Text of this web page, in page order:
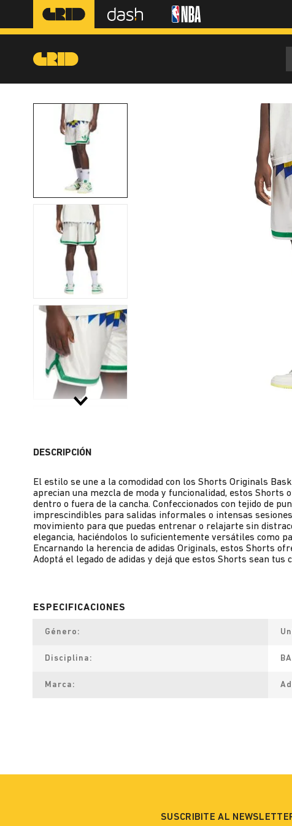
DESCRIPCIÓN
El estilo se une a la comodidad con los Shorts Originals
aprecian una mezcla de moda y funcionalidad, estos
dentro o fuera de la cancha. Confeccionados con tejido de
imprescindibles para salidas informales o intensas
movimiento para que puedas entrenar o relajarte sin
elegancia, haciéndolos lo suficientemente versátiles como
Encarnando la herencia de adidas Originals, estos Shorts
Adoptá el legado de adidas y dejá que estos Shorts sean
Género
Disciplina
Marca
SUSCRIBITE AL